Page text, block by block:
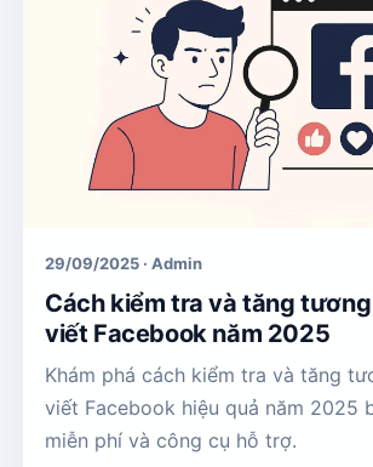
29/09/2025 · Admin
Cách kiểm tra và tăng
viết Facebook năm 2025
Khám phá cách kiểm tra và tăng
viết Facebook hiệu quả năm 2025
miễn phí và công cụ hỗ trợ.